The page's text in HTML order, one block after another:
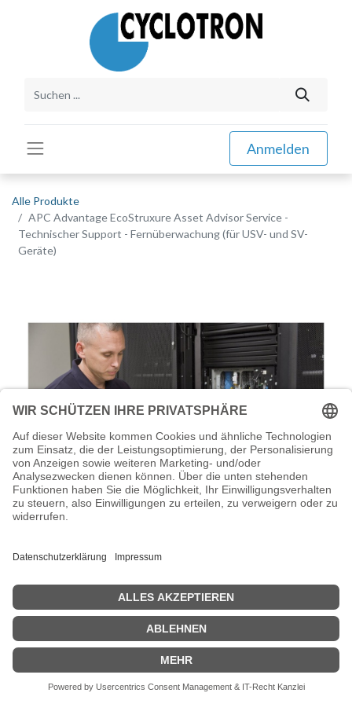
Anmelden
Alle Produkte
APC Advantage EcoStruxure Asset Advisor Service -
Technischer Support - Fernüberwachung (für USV- und SV-
Geräte)
APC Advantage EcoStruxure Asset
Advisor Service - Technischer Support -
Fernüberwachung (für USV- und SV-
Geräte)
APC Advantage EcoStruxure Asset Advisor Service - Technischer